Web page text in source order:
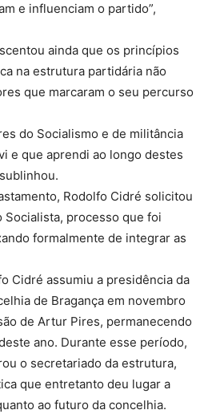
e influenciam o partido”,
ainda que os princípios
na estrutura partidária não
que marcaram o seu percurso
do Socialismo e de militância
e que aprendi ao longo destes
Rodolfo Cidré solicitou
processo que foi
formalmente de integrar as
Cidré assumiu a presidência da
de Bragança em novembro
de Artur Pires, permanecendo
ano. Durante esse período,
o secretariado da estrutura,
que entretanto deu lugar a
ao futuro da concelhia.